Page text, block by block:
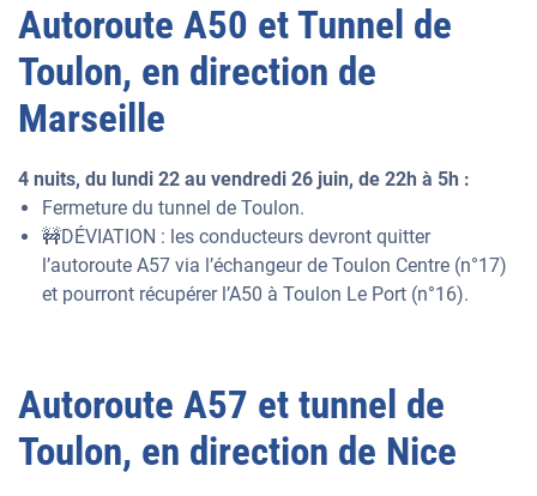
Autoroute A50 et Tunnel de
Toulon, en direction de
Marseille
4 nuits, du lundi 22 au vendredi 26 juin, de 22h à 5h :
Fermeture du tunnel de Toulon.
🚧DÉVIATION : les conducteurs devront quitter
l’autoroute A57 via l’échangeur de Toulon Centre (n°17)
et pourront récupérer l’A50 à Toulon Le Port (n°16).
Autoroute A57 et tunnel de
Toulon, en direction de Nice